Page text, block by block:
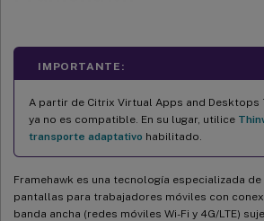
IMPORTANTE:
A partir de Citrix Virtual Apps and Desktops
ya no es compatible. En su lugar, utilice
transporte adaptativo habilitado.
Framehawk es una tecnología especializada
pantallas para trabajadores móviles con
banda ancha (redes móviles Wi-Fi y 4G/LTE)